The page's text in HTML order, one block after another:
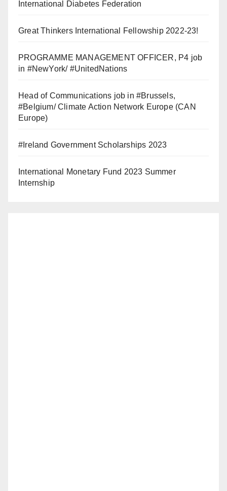
International Diabetes Federation
Great Thinkers International Fellowship 2022-23!
PROGRAMME MANAGEMENT OFFICER, P4 job
in #NewYork/ #UnitedNations
Head of Communications job in #Brussels,
#Belgium/ Climate Action Network Europe (CAN
Europe)
#Ireland Government Scholarships 2023
International Monetary Fund 2023 Summer
Internship